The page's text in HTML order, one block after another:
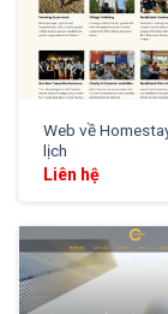
Web về
lịch
Liên hệ